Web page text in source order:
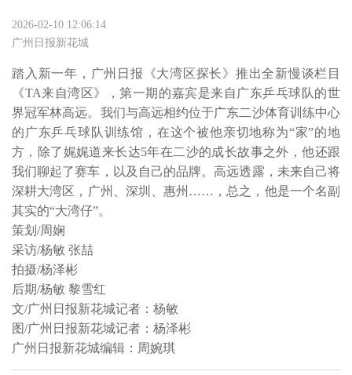
2026-02-10 12:06:14
广州日报新花城
踏入新一年，广州日报《大湾区探长》推出全新慢谈栏目
《TA来自湾区》，第一期的嘉宾是来自广东乒乓球队的世
界冠军林高远。我们与高远相约位于广东二沙体育训练中心
的广东乒乓球队训练馆，在这个被他亲切地称为“家”的地
方，除了娓娓道来长达5年在二沙的成长故事之外，他还跟
我们聊起了赛车，以及自己的品牌。高远透露，未来自己将
深耕大湾区，广州、深圳、惠州……，总之，他是一个名副
其实的“大湾仔”。
策划/周娴
采访/杨敏 张喆
拍摄/杨泽彬
后期/杨敏 黎雪红
文/广州日报新花城记者：杨敏
图/广州日报新花城记者：杨泽彬
广州日报新花城编辑：周婉琪